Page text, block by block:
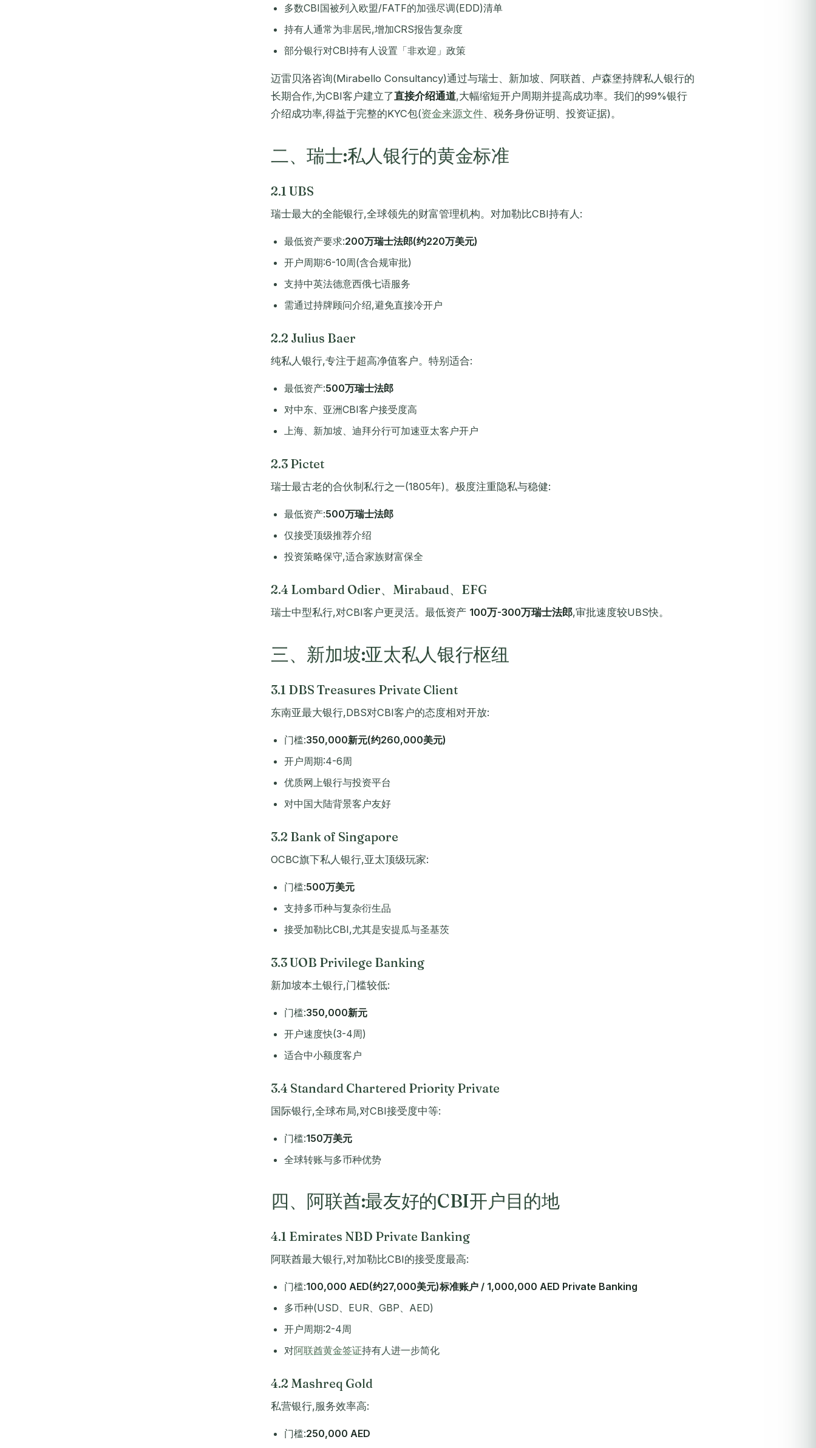
多数CBI国被列入欧盟/FATF的加强尽调(EDD)清单
持有人通常为非居民,增加CRS报告复杂度
部分银行对CBI持有人设置「非欢迎」政策
迈雷贝洛咨询(Mirabello Consultancy)通过与瑞士、新加坡、阿联酋、卢森堡持牌私人银行的
长期合作,为CBI客户建立了直接介绍通道,大幅缩短开户周期并提高成功率。我们的99%银行
介绍成功率,得益于完整的KYC包(资金来源文件、税务身份证明、投资证据)。
二、瑞士:私人银行的黄金标准
2.1 UBS
瑞士最大的全能银行,全球领先的财富管理机构。对加勒比CBI持有人:
最低资产要求:200万瑞士法郎(约220万美元)
开户周期:6-10周(含合规审批)
支持中英法德意西俄七语服务
需通过持牌顾问介绍,避免直接冷开户
2.2 Julius Baer
纯私人银行,专注于超高净值客户。特别适合:
最低资产:500万瑞士法郎
对中东、亚洲CBI客户接受度高
上海、新加坡、迪拜分行可加速亚太客户开户
2.3 Pictet
瑞士最古老的合伙制私行之一(1805年)。极度注重隐私与稳健:
最低资产:500万瑞士法郎
仅接受顶级推荐介绍
投资策略保守,适合家族财富保全
2.4 Lombard Odier、Mirabaud、EFG
瑞士中型私行,对CBI客户更灵活。最低资产 100万-300万瑞士法郎,审批速度较UBS快。
三、新加坡:亚太私人银行枢纽
3.1 DBS Treasures Private Client
东南亚最大银行,DBS对CBI客户的态度相对开放:
门槛:350,000新元(约260,000美元)
开户周期:4-6周
优质网上银行与投资平台
对中国大陆背景客户友好
3.2 Bank of Singapore
OCBC旗下私人银行,亚太顶级玩家:
门槛:500万美元
支持多币种与复杂衍生品
接受加勒比CBI,尤其是安提瓜与圣基茨
3.3 UOB Privilege Banking
新加坡本土银行,门槛较低:
门槛:350,000新元
开户速度快(3-4周)
适合中小额度客户
3.4 Standard Chartered Priority Private
国际银行,全球布局,对CBI接受度中等:
门槛:150万美元
全球转账与多币种优势
四、阿联酋:最友好的CBI开户目的地
4.1 Emirates NBD Private Banking
阿联酋最大银行,对加勒比CBI的接受度最高:
门槛:100,000 AED(约27,000美元)标准账户 / 1,000,000 AED Private Banking
多币种(USD、EUR、GBP、AED)
开户周期:2-4周
对阿联酋黄金签证持有人进一步简化
4.2 Mashreq Gold
私营银行,服务效率高:
门槛:250,000 AED